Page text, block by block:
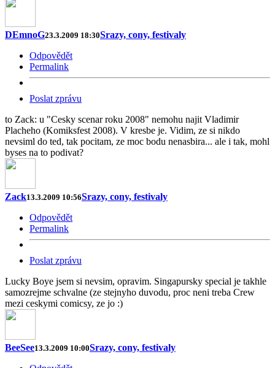
DEmnoG23.3.2009 18:30Srazy, cony, festivaly
Odpovědět
Permalink
Poslat zprávu
to Zack: u "Cesky scenar roku 2008" nemohu najit Vladimir
Placheho (Komiksfest 2008). V kresbe je. Vidim, ze si nikdo
nevsiml do ted, tak pocitam, ze moc bodu nenasbira... ale i tak, mohl
byses na to podivat?
Zack13.3.2009 10:56Srazy, cony, festivaly
Odpovědět
Permalink
Poslat zprávu
Lucky Boye jsem si nevsim, opravim. Singapursky special je takhle
samozrejme schvalne (ze stejnyho duvodu, proc neni treba Crew
mezi ceskymi comicsy, ze jo :)
BeeSee13.3.2009 10:00Srazy, cony, festivaly